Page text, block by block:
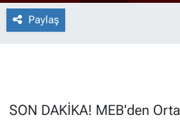
Paylaş
SON DAKİKA! MEB'den